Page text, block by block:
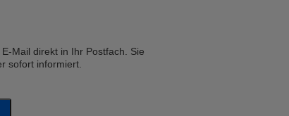
Mail direkt in Ihr Postfach. Sie
sofort informiert.